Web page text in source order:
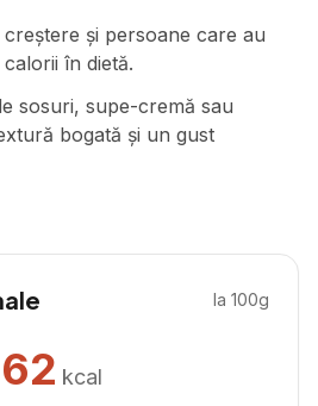
și persoane care au
în dietă.
sosuri, supe-cremă sau
bogată și un gust
la 100g
62 kcal